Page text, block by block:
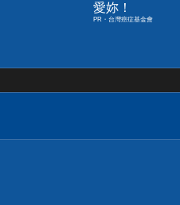
愛妳！
PR・台灣癌症基金會